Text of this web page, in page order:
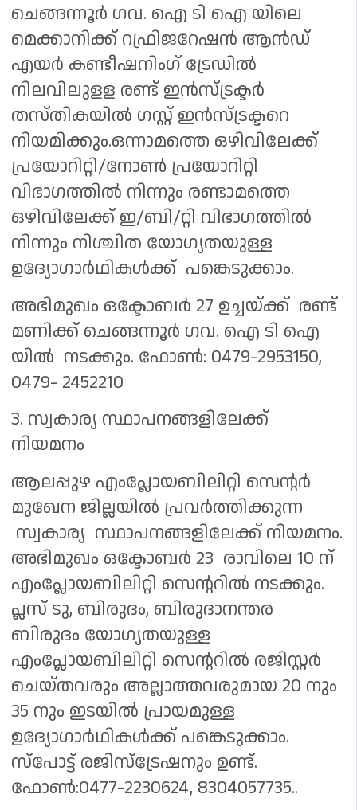
ചെങ്ങന്നൂര്‍ ഗവ. ഐ ടി ഐ യിലെ
മെക്കാനിക്ക് റഫ്രിജറേഷന്‍ ആന്‍ഡ്
എയര്‍ കണ്ടീഷനിംഗ് ട്രേഡില്‍
നിലവിലുളള രണ്ട് ഇന്‍സ്ട്രക്ടര്‍
തസ്തികയില്‍ ഗസ്റ്റ് ഇന്‍സ്ട്രക്ടറെ
നിയമിക്കും.ഒന്നാമത്തെ ഒഴിവിലേക്ക്
പ്രയോറിറ്റി/നോണ്‍ പ്രയോറിറ്റി
വിഭാഗത്തില്‍ നിന്നും രണ്ടാമത്തെ
ഒഴിവിലേക്ക് ഇ/ബി/റ്റി വിഭാഗത്തില്‍
നിന്നും നിശ്ചിത യോഗ്യതയുള്ള
ഉദ്യോഗാര്‍ഥികൾക്ക് പങ്കെടുക്കാം.
അഭിമുഖം ഒക്ടോബര്‍ 27 ഉച്ചയ്ക്ക് രണ്ട്
മണിക്ക് ചെങ്ങന്നൂര്‍ ഗവ. ഐ ടി ഐ
യില്‍ നടക്കും. ഫോണ്‍: 0479-2953150,
0479- 2452210
3. സ്വകാര്യ സ്ഥാപനങ്ങളിലേക്ക്
നിയമനം
ആലപ്പുഴ എംപ്ലോയബിലിറ്റി സെന്റര്‍
മുഖേന ജില്ലയില്‍ പ്രവര്‍ത്തിക്കുന്ന
സ്വകാര്യ സ്ഥാപനങ്ങളിലേക്ക് നിയമനം.
അഭിമുഖം ഒക്ടോബര്‍ 23 രാവിലെ 10 ന്
എംപ്ലോയബിലിറ്റി സെന്ററില്‍ നടക്കും.
പ്ലസ് ടു, ബിരുദം, ബിരുദാനന്തര
ബിരുദം യോഗ്യതയുള്ള
എംപ്ലോയബിലിറ്റി സെന്ററില്‍ രജിസ്റ്റര്‍
ചെയ്തവരും അല്ലാത്തവരുമായ 20 നും
35 നും ഇടയില്‍ പ്രായമുള്ള
ഉദ്യോഗാര്‍ഥികള്‍ക്ക് പങ്കെടുക്കാം.
സ്‌പോട്ട് രജിസ്‌ട്രേഷനും ഉണ്ട്.
ഫോൺ:0477-2230624, 8304057735..